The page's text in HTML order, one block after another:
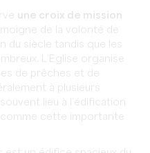
une croix de mission
de la volonté de
du siècle tandis que les
L’Eglise organise
de prêches et de
à plusieurs
lieu à l’édification
comme cette importante